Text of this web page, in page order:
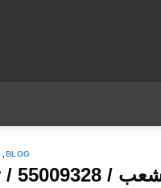
BLOG
/ فني تهوية الشعب